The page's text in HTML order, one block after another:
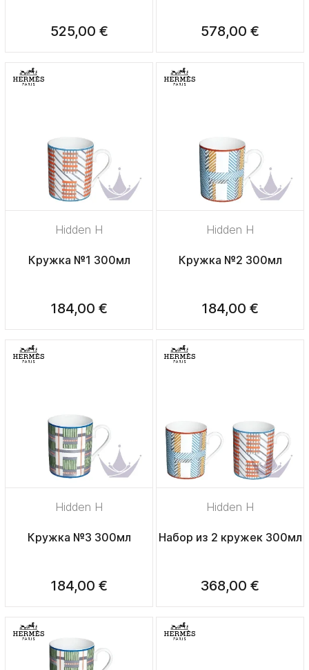
525,00 € 578,00 €
Hidden H
Кружка №1 300мл
184,00 €
Hidden H
Кружка №2 300мл
184,00 €
Hidden H
Кружка №3 300мл
184,00 €
Hidden H
Набор из 2 кружек 300мл
368,00 €